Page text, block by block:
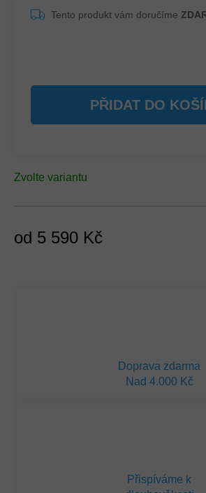
od 5 590 Kč
Zvolte variantu
PŘIDAT DO
Tento produkt vám doručíme
Doprava zdarma
Nad 4.000 Kč
Přispíváme k